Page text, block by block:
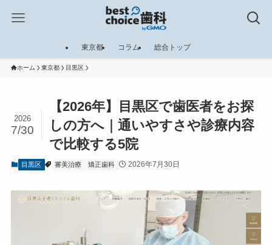
東京都 コラム 総合トップ
ホーム 東京都 目黒区
【2026年】目黒区で歯医者をお探
しの方へ｜通いやすさや診療内容
で比較する5院
2026
7/30
目黒区 審美治療 矯正歯科 2026年7月30日